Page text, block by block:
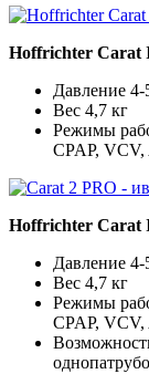
Hoffrichter Carat
Давление 4-
Вес 4,7 кг
Режимы
CPAP,
Hoffrichter Carat
Давление 4-
Вес 4,7 кг
Режимы
CPAP,